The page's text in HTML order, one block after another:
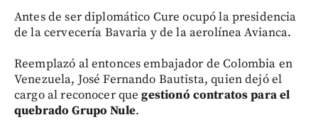
Antes de ser diplomático Cure ocupó la presidencia
de la cervecería Bavaria y de la aerolínea Avianca.
Reemplazó al entonces embajador de Colombia en
Venezuela, José Fernando Bautista, quien dejó el
cargo al reconocer quegestionó contratos para el
quebrado Grupo Nule.